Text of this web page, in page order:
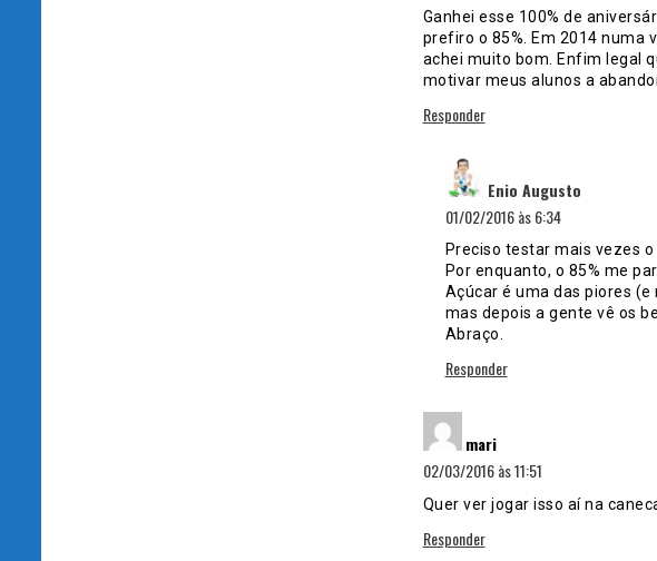
Ganhei esse 100% de
prefiro o 85%. Em 2014 numa
achei muito bom. Enfim legal
motivar meus alunos a
Responder
Enio Augusto
01/02/2016 às 6:34
Preciso testar mais vezes
Por enquanto, o 85% me
Açúcar é uma das piores
mas depois a gente vê os
Abraço.
Responder
mari
02/03/2016 às 11:51
Quer ver jogar isso aí na
Responder